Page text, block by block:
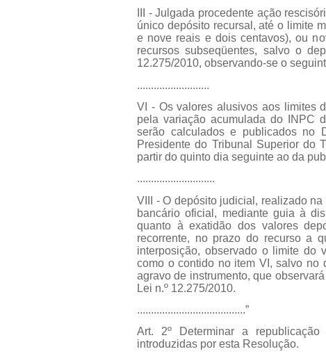
III - Julgada procedente ação
único depósito recursal, até o limite
e nove reais e dois centavos), ou
recursos subseqüentes, salvo o
12.275/2010, observando-se o
..........................
VI - Os valores alusivos aos limites
pela variação acumulada do INPC
serão calculados e publicados no
Presidente do Tribunal Superior do
partir do quinto dia seguinte ao da
............................
VIII - O depósito judicial, realizado
bancário oficial, mediante guia à
quanto à exatidão dos valores
recorrente, no prazo do recurso a
interposição, observado o limite do
como o contido no item VI, salvo no
agravo de instrumento, que
Lei n.º 12.275/2010.
.......................................”
Art. 2º Determinar a
introduzidas por esta Resolução.